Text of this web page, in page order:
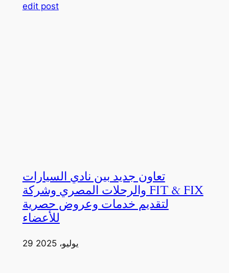
edit post
تعاون جديد بين نادي السيارات
والرحلات المصري وشركة FIT & FIX
لتقديم خدمات وعروض حصرية
للأعضاء
29 يوليو، 2025